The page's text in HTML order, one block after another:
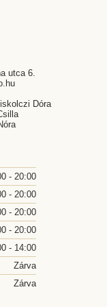
segítségével.
homokfúvás
felszínét a
állapotba
ér
instruálást és
fogait a
a
Ki
A
minden
akik a
majd el. A
A
utca 6.
Dóra
- 20:00
- 20:00
- 20:00
- 20:00
- 14:00
Zárva
Zárva